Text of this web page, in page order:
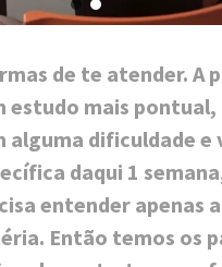
de te atender. A
estudo mais pontual,
alguma dificuldade e
daqui 1
entender apenas
Então temos os